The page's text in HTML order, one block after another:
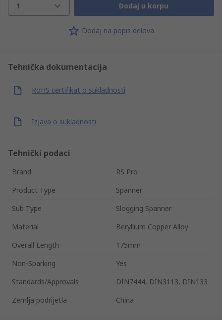
1 Dodaj u korpu
Dodaj na popis delova
Tehnička dokumentacija
RoHS certifikat o sukladnosti
Izjava o sukladnosti
Tehnički podaci
Brand
RS Pro
Product Type
Spanner
Sub Type
Slogging Spanner
Material
Beryllium Copper Alloy
Overall Length
175mm
Non-Sparking
Yes
Standards/Approvals
DIN7444, DIN3113, DIN133
Zemlja podrijetla
China